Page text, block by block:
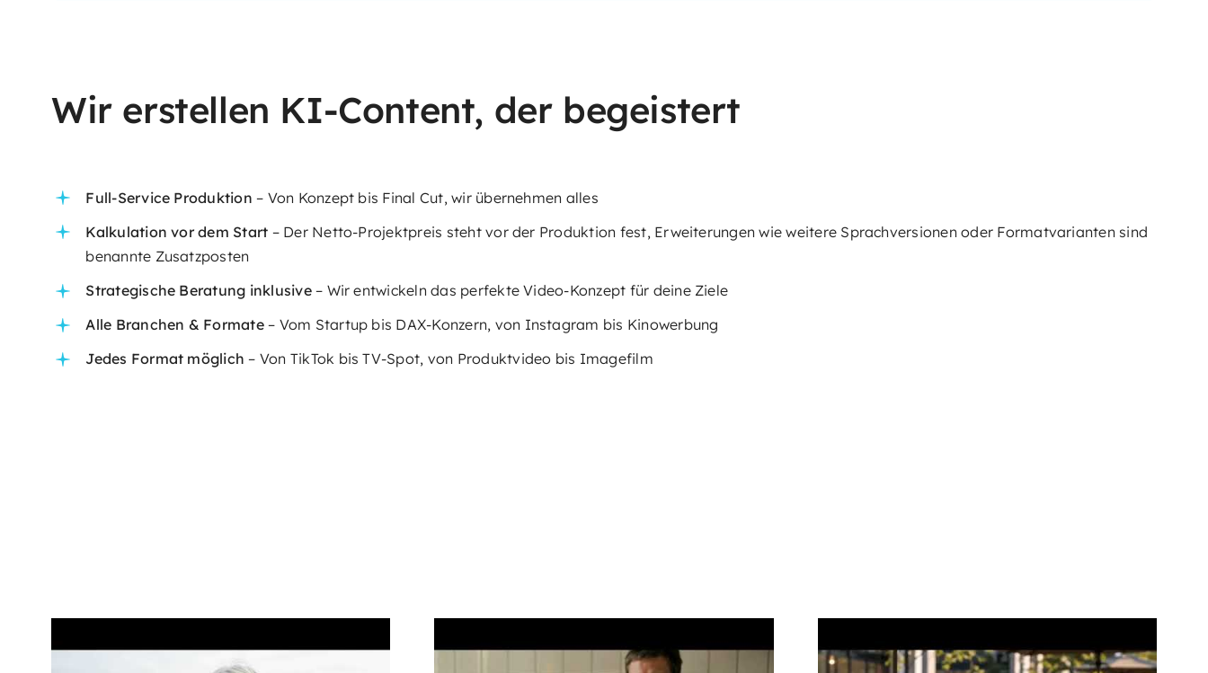
Wir erstellen KI-Content, der begeistert
Full-Service Produktion – Von Konzept bis Final Cut, wir übernehmen alles
Kalkulation vor dem Start – Der Netto-Projektpreis steht vor der Produktion fest, Erweiterungen wie weitere Sprachversionen oder Formatvarianten sind
benannte Zusatzposten
Strategische Beratung inklusive– Wir entwickeln das perfekte Video-Konzept für deine Ziele
Alle Branchen & Formate– Vom Startup bis DAX-Konzern, von Instagram bis Kinowerbung
Jedes Format möglich – Von TikTok bis TV-Spot, von Produktvideo bis Imagefilm